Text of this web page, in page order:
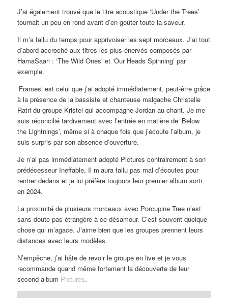
J’ai également trouvé que le titre acoustique ‘Under the Trees’
tournait un peu en rond avant d’en goûter toute la saveur.
Il m’a fallu du temps pour apprivoiser les sept morceaux. J’ai tout
d’abord accroché aux titres les plus énervés composés par
HamaSaari : ‘The Wild Ones’ et ‘Our Heads Spinning’ par
exemple.
‘Frames’ est celui que j’ai adopté immédiatement, peut-être grâce
à la présence de la bassiste et chanteuse malgache Christelle
Ratri du groupe Kristel qui accompagne Jordan au chant. Je me
suis réconcilié tardivement avec l’entrée en matière de ‘Below
the Lightnings’, même si à chaque fois que j’écoute l’album, je
suis surpris par son absence d’ouverture.
Je n’ai pas immédiatement adopté Pictures contrairement à son
prédécesseur Ineffable, Il m’aura fallu pas mal d’écoutes pour
rentrer dedans et je lui préfère toujours leur premier album sorti
en 2024.
La proximité de plusieurs morceaux avec Porcupine Tree n’est
sans doute pas étrangère à ce désamour. C’est souvent quelque
chose qui m’agace. J’aime bien que les groupes prennent leurs
distances avec leurs modèles.
N’empêche, j’ai hâte de revoir le groupe en live et je vous
recommande quand même fortement la découverte de leur
second album Pictures.